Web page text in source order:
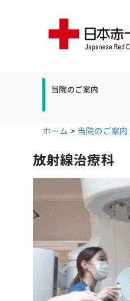
当院のご案内
ホーム > 当院のご案内
放射線治療科